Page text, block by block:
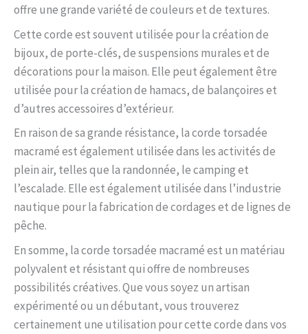
offre une grande variété de couleurs et de textures.
Cette corde est souvent utilisée pour la création de
bijoux, de porte-clés, de suspensions murales et de
décorations pour la maison. Elle peut également être
utilisée pour la création de hamacs, de balançoires et
d’autres accessoires d’extérieur.
En raison de sa grande résistance, la corde torsadée
macramé est également utilisée dans les activités de
plein air, telles que la randonnée, le camping et
l’escalade. Elle est également utilisée dans l’industrie
nautique pour la fabrication de cordages et de lignes de
pêche.
En somme, la corde torsadée macramé est un matériau
polyvalent et résistant qui offre de nombreuses
possibilités créatives. Que vous soyez un artisan
expérimenté ou un débutant, vous trouverez
certainement une utilisation pour cette corde dans vos